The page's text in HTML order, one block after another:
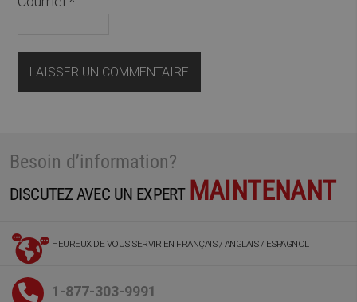
Besoin d’information?
DISCUTEZ AVEC UN EXPERT MAINTENANT
HEUREUX DE VOUS SERVIR EN FRANÇAIS / ANGLAIS / ESPAGNOL
1-877-303-9991